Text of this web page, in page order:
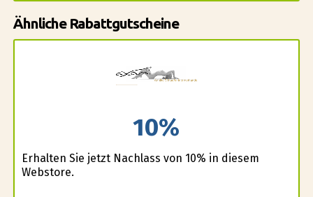
Ähnliche Rabattgutscheine
10%
Erhalten Sie jetzt Nachlass von 10% in diesem
Webstore.